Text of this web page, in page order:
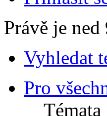
Právě je
Vyhledat
Pro
Témata